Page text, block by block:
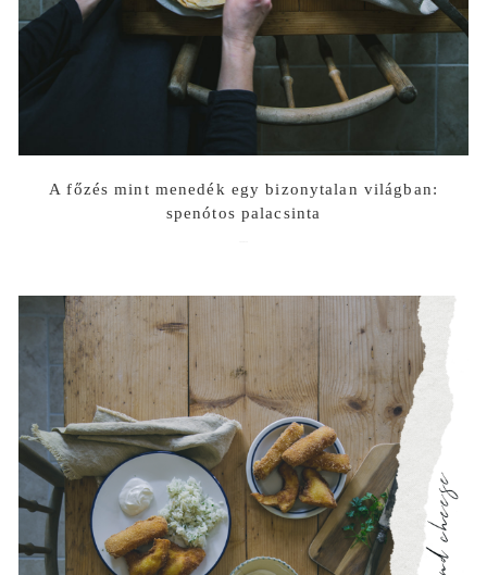
A főzés mint menedék egy bizonytalan világban:
spenótos palacsinta